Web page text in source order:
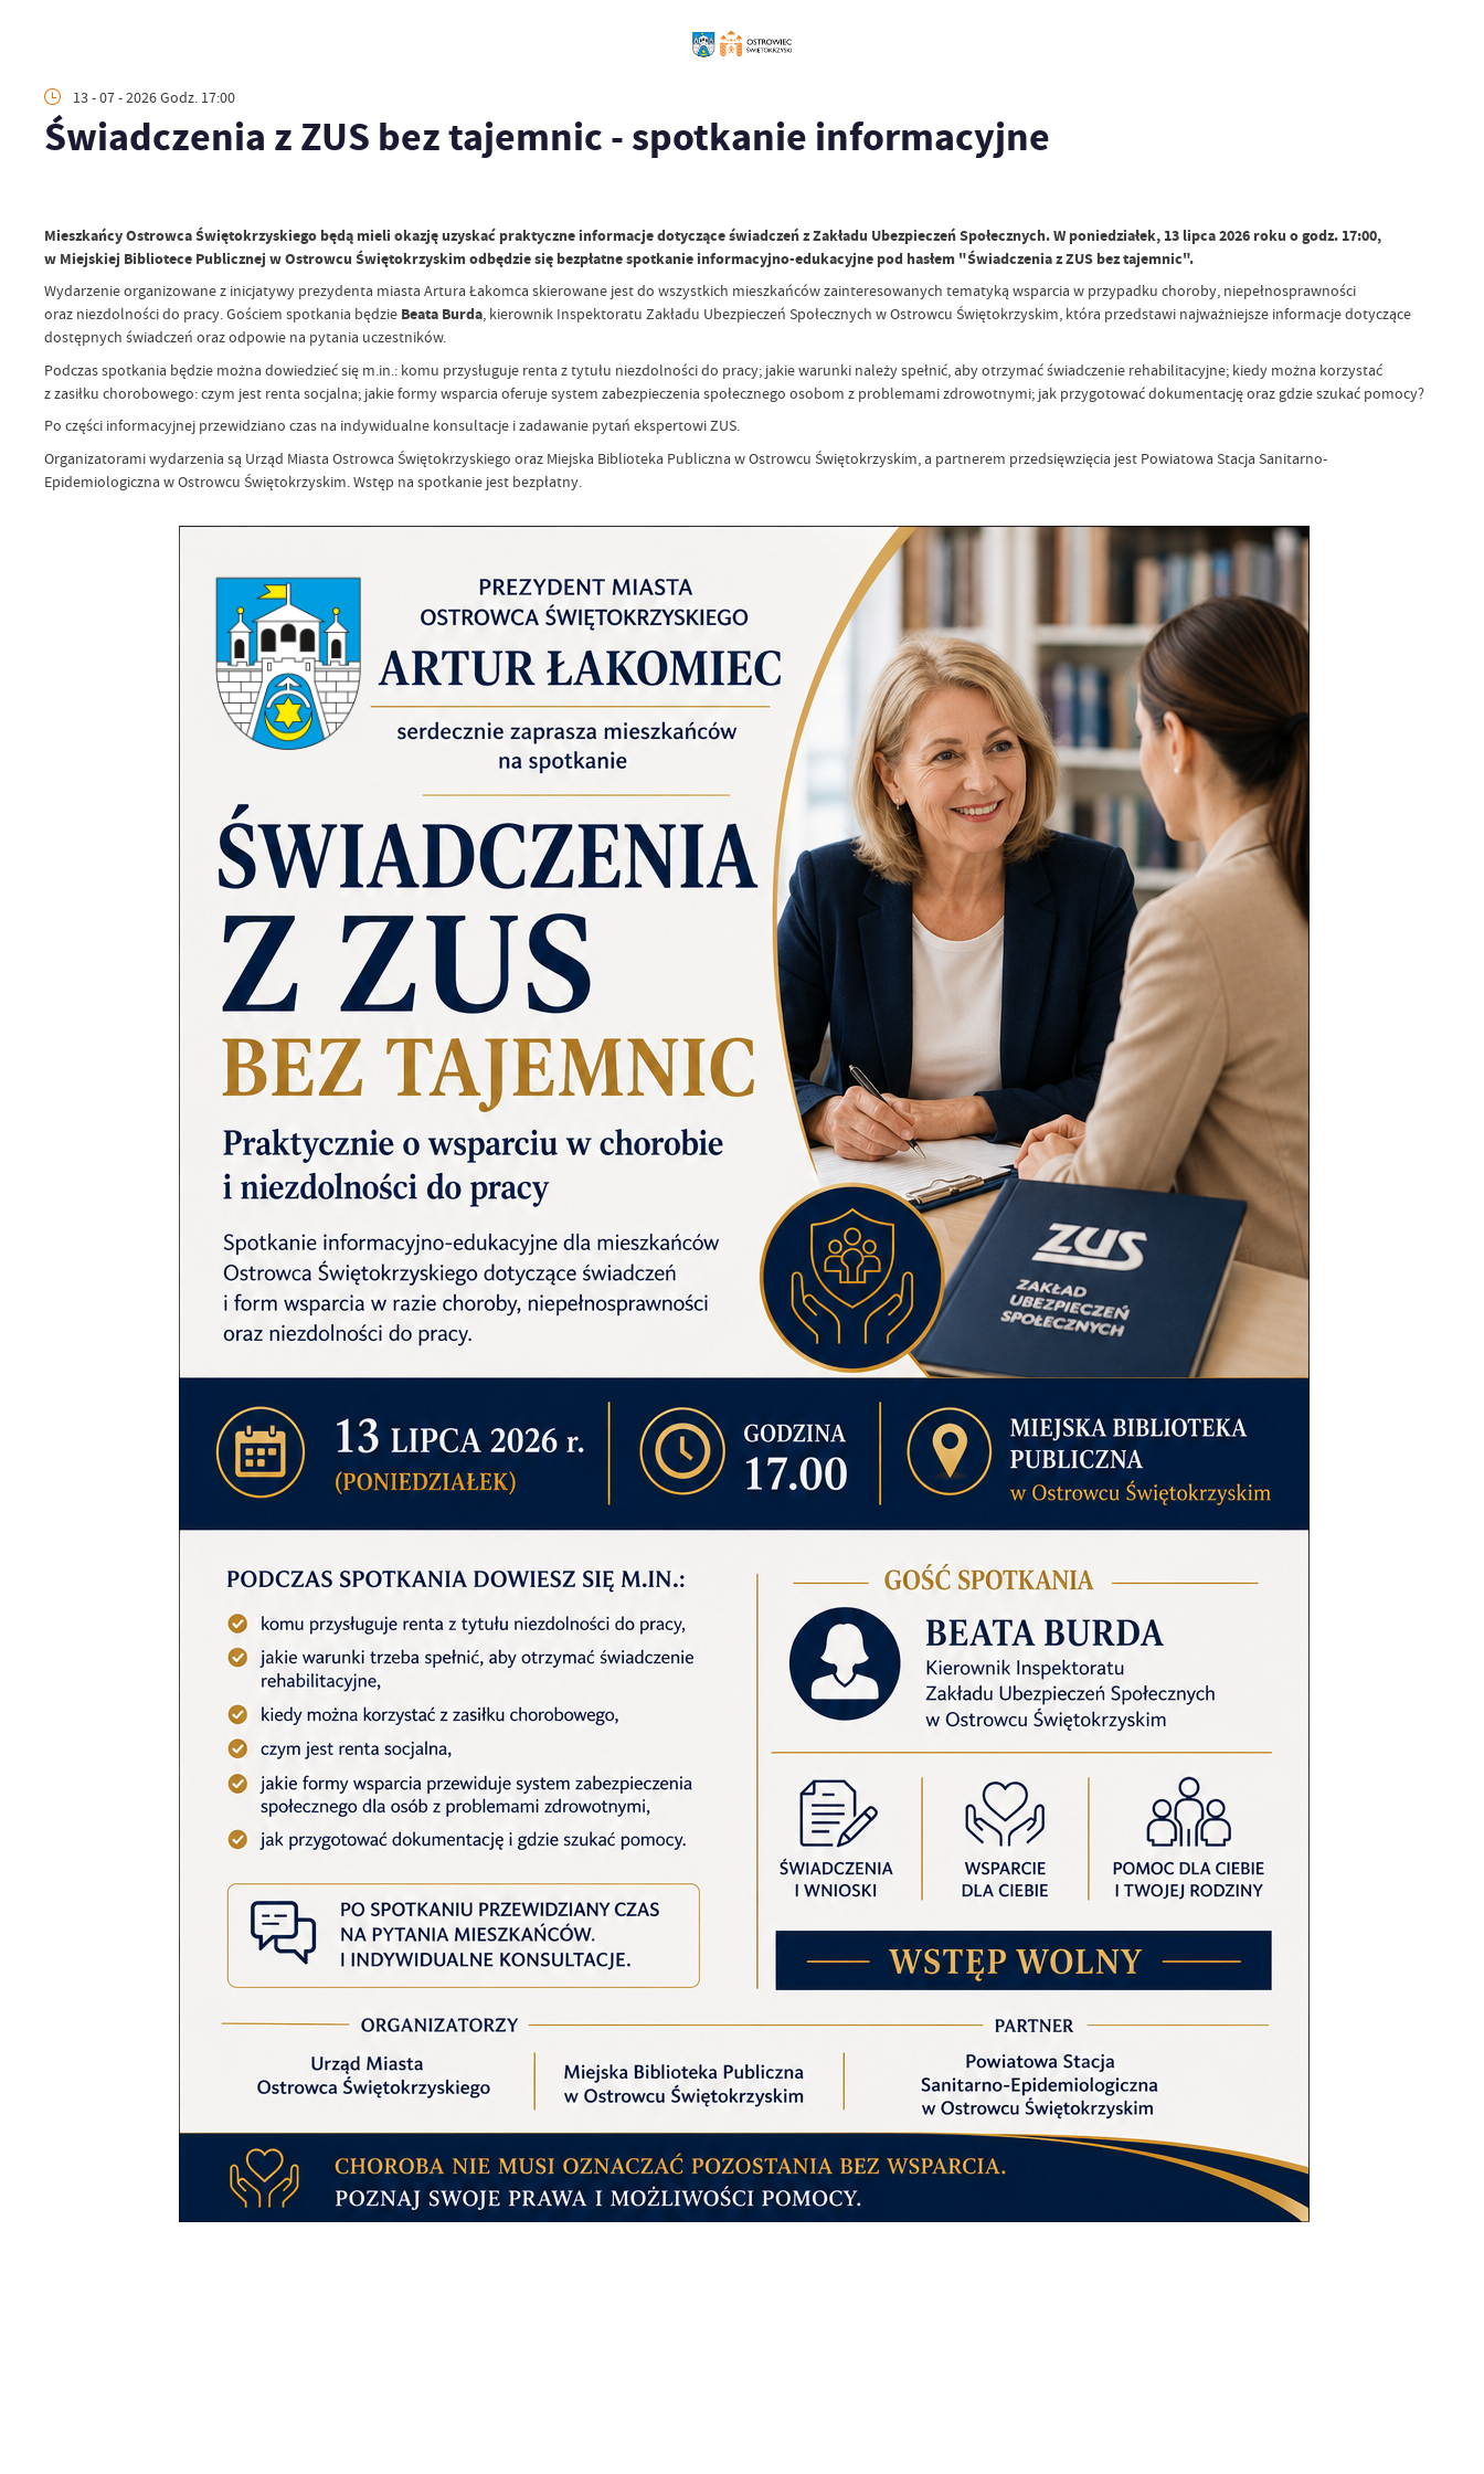
13 - 07 - 2026 Godz. 17:00
Świadczenia z ZUS bez tajemnic - spotkanie informacyjne
Mieszkańcy Ostrowca Świętokrzyskiego będą mieli okazję uzyskać praktyczne informacje dotyczące świadczeń z Zakładu Ubezpieczeń Społecznych. W poniedziałek, 13 lipca 2026 roku o godz. 17:00,
w Miejskiej Bibliotece Publicznej w Ostrowcu Świętokrzyskim odbędzie się bezpłatne spotkanie informacyjno-edukacyjne pod hasłem "Świadczenia z ZUS bez tajemnic".
Wydarzenie organizowane z inicjatywy prezydenta miasta Artura Łakomca skierowane jest do wszystkich mieszkańców zainteresowanych tematyką wsparcia w przypadku choroby, niepełnosprawności
oraz niezdolności do pracy. Gościem spotkania będzie Beata Burda, kierownik Inspektoratu Zakładu Ubezpieczeń Społecznych w Ostrowcu Świętokrzyskim, która przedstawi najważniejsze informacje dotyczące
dostępnych świadczeń oraz odpowie na pytania uczestników.
Podczas spotkania będzie można dowiedzieć się m.in.: komu przysługuje renta z tytułu niezdolności do pracy; jakie warunki należy spełnić, aby otrzymać świadczenie rehabilitacyjne; kiedy można korzystać
z zasiłku chorobowego: czym jest renta socjalna; jakie formy wsparcia oferuje system zabezpieczenia społecznego osobom z problemami zdrowotnymi; jak przygotować dokumentację oraz gdzie szukać pomocy?
Po części informacyjnej przewidziano czas na indywidualne konsultacje i zadawanie pytań ekspertowi ZUS.
Organizatorami wydarzenia są Urząd Miasta Ostrowca Świętokrzyskiego oraz Miejska Biblioteka Publiczna w Ostrowcu Świętokrzyskim, a partnerem przedsięwzięcia jest Powiatowa Stacja Sanitarno-
Epidemiologiczna w Ostrowcu Świętokrzyskim. Wstęp na spotkanie jest bezpłatny.